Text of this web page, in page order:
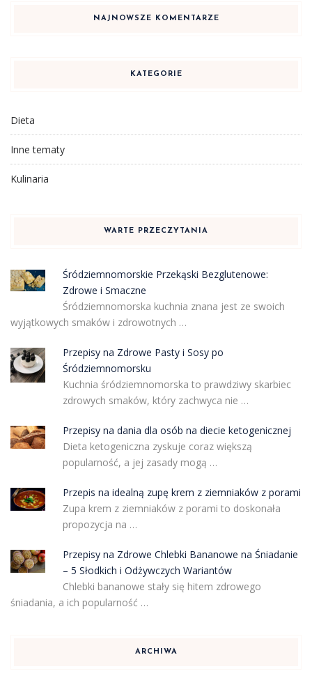
NAJNOWSZE KOMENTARZE
KATEGORIE
Dieta
Inne tematy
Kulinaria
WARTE PRZECZYTANIA
Śródziemnomorskie Przekąski Bezglutenowe:
Zdrowe i Smaczne
Śródziemnomorska kuchnia znana jest ze swoich
wyjątkowych smaków i zdrowotnych …
Przepisy na Zdrowe Pasty i Sosy po
Śródziemnomorsku
Kuchnia śródziemnomorska to prawdziwy skarbiec
zdrowych smaków, który zachwyca nie …
Przepisy na dania dla osób na diecie ketogenicznej
Dieta ketogeniczna zyskuje coraz większą
popularność, a jej zasady mogą …
Przepis na idealną zupę krem z ziemniaków z porami
Zupa krem z ziemniaków z porami to doskonała
propozycja na …
Przepisy na Zdrowe Chlebki Bananowe na Śniadanie
– 5 Słodkich i Odżywczych Wariantów
Chlebki bananowe stały się hitem zdrowego
śniadania, a ich popularność …
ARCHIWA